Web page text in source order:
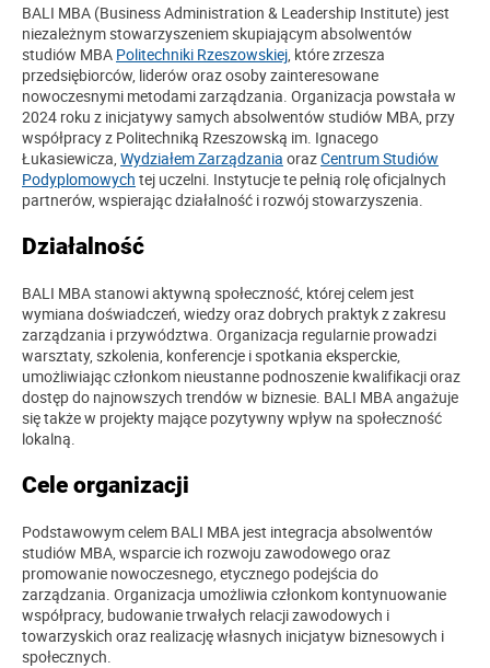
BALI MBA (Business Administration & Leadership Institute) jest
niezależnym stowarzyszeniem skupiającym absolwentów
studiów MBA Politechniki Rzeszowskiej , które zrzesza
przedsiębiorców, liderów oraz osoby zainteresowane
nowoczesnymi metodami zarządzania. Organizacja powstała w
2024 roku z inicjatywy samych absolwentów studiów MBA, przy
współpracy z Politechniką Rzeszowską im. Ignacego
Łukasiewicza, Wydziałem Zarządzania orazCentrum Studiów
Podyplomowych tej uczelni. Instytucje te pełnią rolę oficjalnych
partnerów, wspierając działalność i rozwój stowarzyszenia.
Działalność
BALI MBA stanowi aktywną społeczność, której celem jest
wymiana doświadczeń, wiedzy oraz dobrych praktyk z zakresu
zarządzania i przywództwa. Organizacja regularnie prowadzi
warsztaty, szkolenia, konferencje i spotkania eksperckie,
umożliwiając członkom nieustanne podnoszenie kwalifikacji oraz
dostęp do najnowszych trendów w biznesie. BALI MBA angażuje
się także w projekty mające pozytywny wpływ na społeczność
lokalną.
Cele organizacji
Podstawowym celem BALI MBA jest integracja absolwentów
studiów MBA, wsparcie ich rozwoju zawodowego oraz
promowanie nowoczesnego, etycznego podejścia do
zarządzania. Organizacja umożliwia członkom kontynuowanie
współpracy, budowanie trwałych relacji zawodowych i
towarzyskich oraz realizację własnych inicjatyw biznesowych i
społecznych.